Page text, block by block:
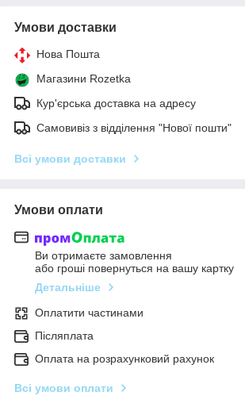
Умови доставки
Нова Пошта
Магазини Rozetka
Кур'єрська доставка на адресу
Самовивіз з відділення "Нової пошти"
Всі умови доставки
Умови оплати
Ви отримаєте замовлення
або гроші повернуться на вашу картку
Детальніше
Оплатити частинами
Післяплата
Оплата на розрахунковий рахунок
Всі умови оплати